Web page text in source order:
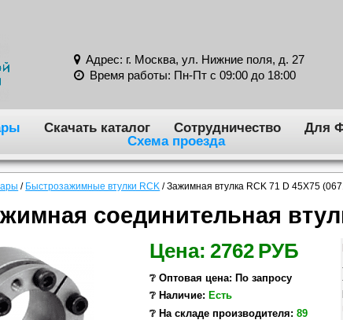
Адрес: г. Москва, ул. Нижние поля, д. 27
Время работы: Пн-Пт с 09:00 до 18:00
Скачать каталог Сотрудничество Для
Схема проезда
/ Быстрозажимные втулки RCK / Зажимная втулка RCK 71 D 45X75
соединительная
Цена: 2762 РУБ
❔ Оптовая цена: По запросу
❔ Наличие: Есть
❔ На складе производителя: 89